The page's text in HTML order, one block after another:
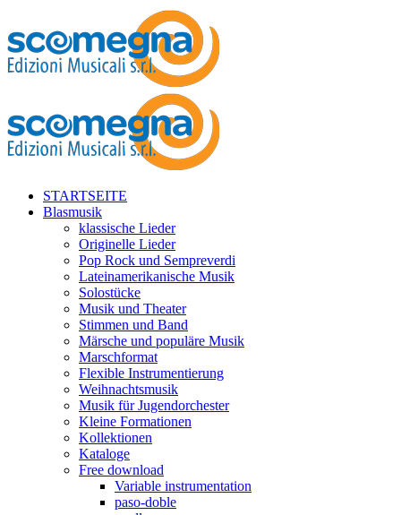
STARTSEITE
Blasmusik
klassische Lieder
Originelle Lieder
Pop Rock und Sempreverdi
Lateinamerikanische Musik
Solostücke
Musik und Theater
Stimmen und Band
Märsche und populäre Musik
Marschformat
Flexible Instrumentierung
Weihnachtsmusik
Musik für Jugendorchester
Kleine Formationen
Kollektionen
Kataloge
Free download
Variable instrumentation
paso-doble